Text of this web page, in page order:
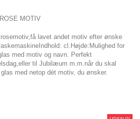
MOTIV
lavet andet motiv efter ønske
cl.Højde:Mulighed for
med motiv og navn. Perfekt
til Jubilæum m.m.når du skal
med netop dét motiv, du ønsker.